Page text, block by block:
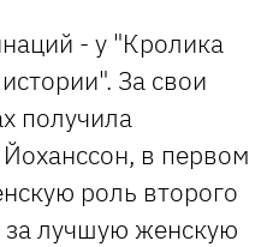
- у "Кролика
За свои
получила
в первом
роль второго
за лучшую женскую